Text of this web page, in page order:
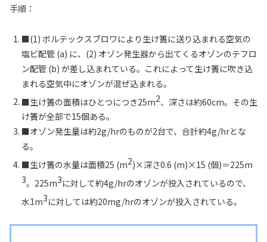
手順：
■(1) ボルテックスブロワにより生け簀に送り込まれる空気の
塩ビ配管 (a) に、(2) オゾン発生器から出てくるオゾンのテフロ
ン配管 (b) が差し込まれている。これによって生け簀に吹き込
まれる空気中にオゾンが混ぜ込まれる。
■生け簀の面積はひとつにつき25m2、深さは約60cm。その生
け簀が全部で15個ある。
■オゾン発生量は約2g/hrのものが2台で、合計約4g/hrとな
る。
■生け簀の水量は面積25 (m2)×深さ0.6 (m)×15 (個)＝225m
3。225m3に対して約4g/hrのオゾンが投入されているので、
水1m3に対しては約20mg/hrのオゾンが投入されている。